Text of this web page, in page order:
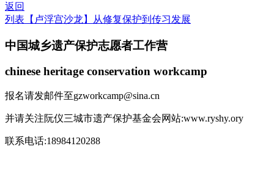
返回
列表 【卢浮宫沙龙】从修复保护到传习发展
中国城乡遗产保护志愿者工作营
chinese heritage conservation workcamp
报名请发邮件至gzworkcamp@sina.cn
并请关注阮仪三城市遗产保护基金会网站:www.ryshy.ory
联系电话:18984120288